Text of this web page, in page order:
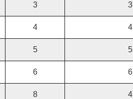
3 3
4 4
5 5
6 6
8 4